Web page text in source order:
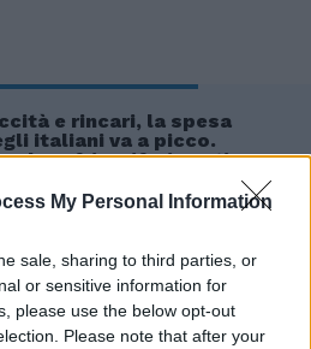
My Personal Information
sale, sharing to third parties, or
or sensitive information for
please use the below opt-out
Please note that after your
e rincari, la spesa
italiani va a picco.
e frigoriferi vuoti